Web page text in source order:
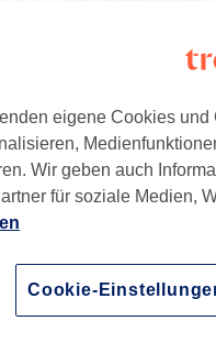
ab 89
eigene Cookies
Wir geben auch
für soziale Medien,
Cookie-